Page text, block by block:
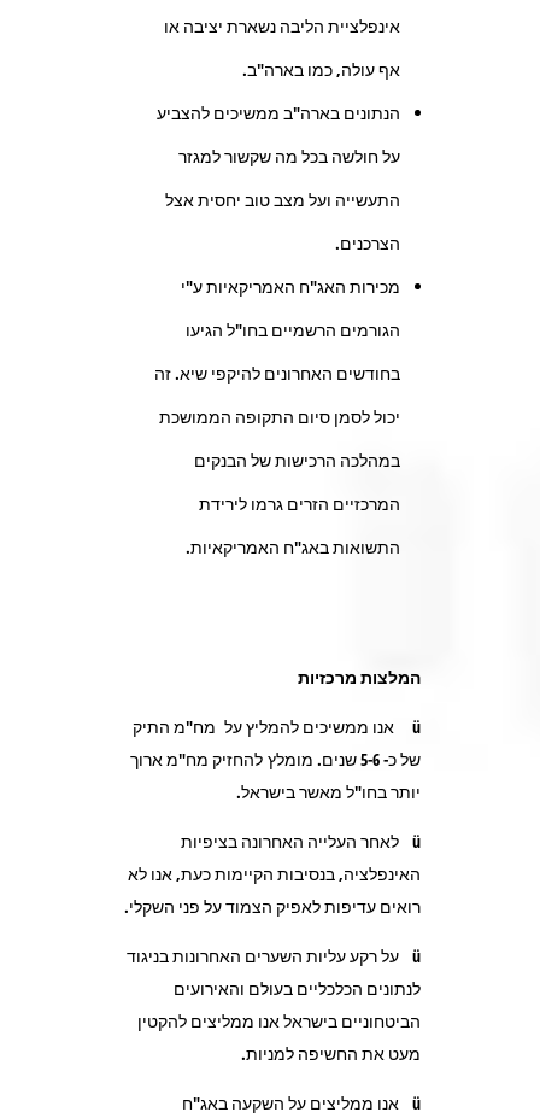
אינפלציית הליבה נשארת יציבה או
אף עולה, כמו בארה"ב.
הנתונים בארה"ב ממשיכים להצביע
על חולשה בכל מה שקשור למגזר
התעשייה ועל מצב טוב יחסית אצל
הצרכנים.
מכירות האג"ח האמריקאיות ע"י
הגורמים הרשמיים בחו"ל הגיעו
בחודשים האחרונים להיקפי שיא. זה
יכול לסמן סיום התקופה הממושכת
במהלכה הרכישות של הבנקים
המרכזיים הזרים גרמו לירידת
התשואות באג"ח האמריקאיות.
המלצות מרכזיות
ü
אנו ממשיכים להמליץ על מח"מ התיק
של כ- 5-6 שנים. מומלץ להחזיק מח"מ ארוך
יותר בחו"ל מאשר בישראל.
ü לאחר העלייה האחרונה בציפיות
האינפלציה, בנסיבות הקיימות כעת, אנו לא
רואים עדיפות לאפיק הצמוד על פני השקלי.
ü על רקע עליות השערים האחרונות בניגוד
לנתונים הכלכליים בעולם והאירועים
הביטחוניים בישראל אנו ממליצים להקטין
מעט את החשיפה למניות.
ü אנו ממליצים על השקעה באג"ח